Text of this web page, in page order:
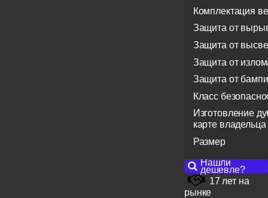
Комплектация
Защита от
Защита от
Защита от
Защита от
Класс
Изготовление
карте владельца
Размер
Нашли
дешевле?
17 лет на
рынке